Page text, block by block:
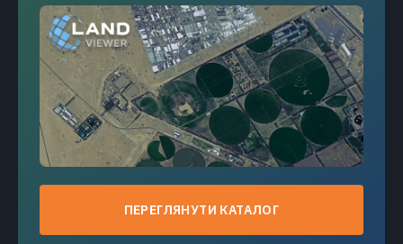
ПЕРЕГЛЯНУТИ КАТАЛОГ